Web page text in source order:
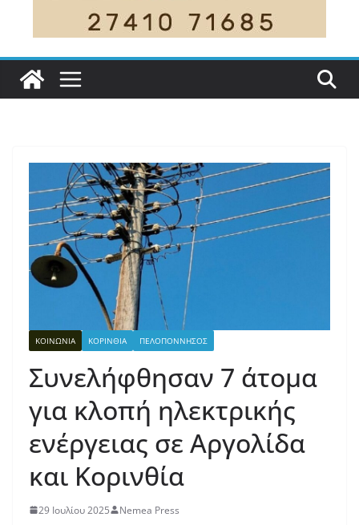
ΚΟΙΝΩΝΙΑ ΚΟΡΙΝΘΙΑ ΠΕΛΟΠΟΝΝΗΣΟΣ
Συνελήφθησαν 7 άτομα
για κλοπή ηλεκτρικής
ενέργειας σε Αργολίδα
και Κορινθία
29 Ιουλίου 2025 Nemea Press